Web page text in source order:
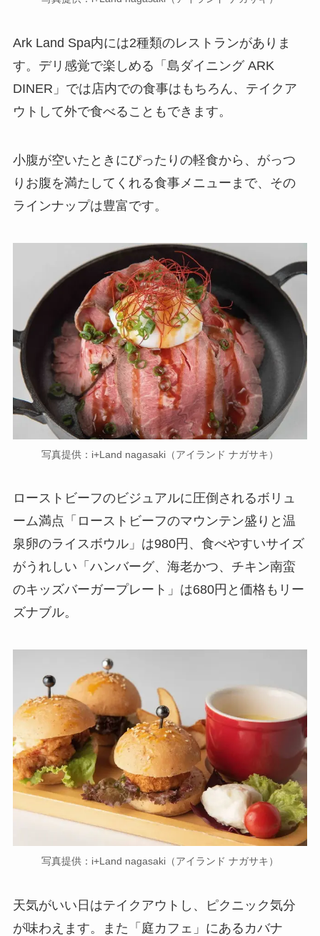
Ark Land Spa内には2種類のレストランがありま
す。デリ感覚で楽しめる「島ダイニング ARK
DINER」では店内での食事はもちろん、テイクア
ウトして外で食べることもできます。
小腹が空いたときにぴったりの軽食から、がっつ
りお腹を満たしてくれる食事メニューまで、その
ラインナップは豊富です。
写真提供：i+Land nagasaki（アイランド ナガサキ）
ローストビーフのビジュアルに圧倒されるボリュ
ーム満点「ローストビーフのマウンテン盛りと温
泉卵のライスボウル」は980円、食べやすいサイズ
がうれしい「ハンバーグ、海老かつ、チキン南蛮
のキッズバーガープレート」は680円と価格もリー
ズナブル。
写真提供：i+Land nagasaki（アイランド ナガサキ）
天気がいい日はテイクアウトし、ピクニック気分
が味わえます。また「庭カフェ」にあるカバナ